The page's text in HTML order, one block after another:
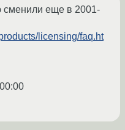
сменили еще в 2001-
licensing/faq.ht